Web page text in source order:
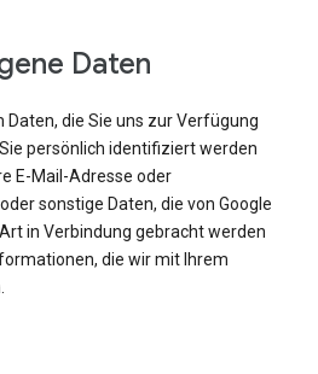
Daten
Daten, die Sie uns zur Verfügung
persönlich identifiziert werden
E-Mail-Adresse oder
sonstige Daten, die von Google
in Verbindung gebracht werden
die wir mit Ihrem